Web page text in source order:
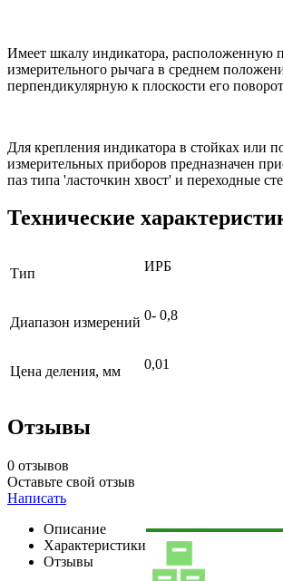
Имеет шкалу индикатора, расположенную
измерительного рычага в среднем
перпендикулярную к плоскости его
Для крепления индикатора в стойках или
измерительных приборов предназначен
паз типа 'ласточкин хвост' и переходные
Технические
Тип ИРБ
Диапазон измерений 0- 0,8
Цена деления, мм 0,01
Отзывы
0 отзывов
Оставьте свой отзыв
Написать
Описание
Характеристики
Отзывы